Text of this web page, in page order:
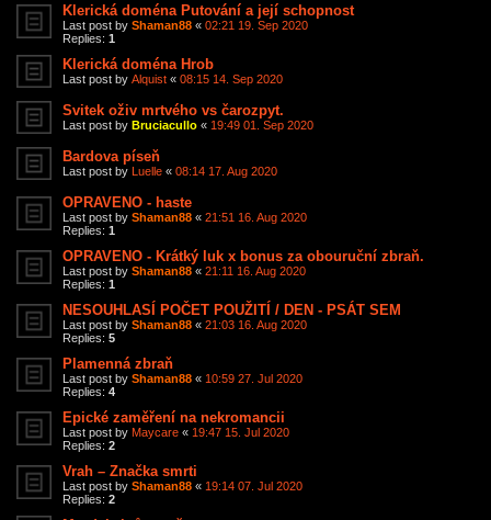
Klerická doména Putování a její schopnost
Last post by Shaman88 « 02:21 19. Sep 2020
Replies: 1
Klerická doména Hrob
Last post by Alquist « 08:15 14. Sep 2020
Svitek oživ mrtvého vs čarozpyt.
Last post by Bruciacullo « 19:49 01. Sep 2020
Bardova píseň
Last post by Luelle « 08:14 17. Aug 2020
OPRAVENO - haste
Last post by Shaman88 « 21:51 16. Aug 2020
Replies: 1
OPRAVENO - Krátký luk x bonus za obouruční zbraň.
Last post by Shaman88 « 21:11 16. Aug 2020
Replies: 1
NESOUHLASÍ POČET POUŽITÍ / DEN - PSÁT SEM
Last post by Shaman88 « 21:03 16. Aug 2020
Replies: 5
Plamenná zbraň
Last post by Shaman88 « 10:59 27. Jul 2020
Replies: 4
Epické zaměření na nekromancii
Last post by Maycare « 19:47 15. Jul 2020
Replies: 2
Vrah – Značka smrti
Last post by Shaman88 « 19:14 07. Jul 2020
Replies: 2